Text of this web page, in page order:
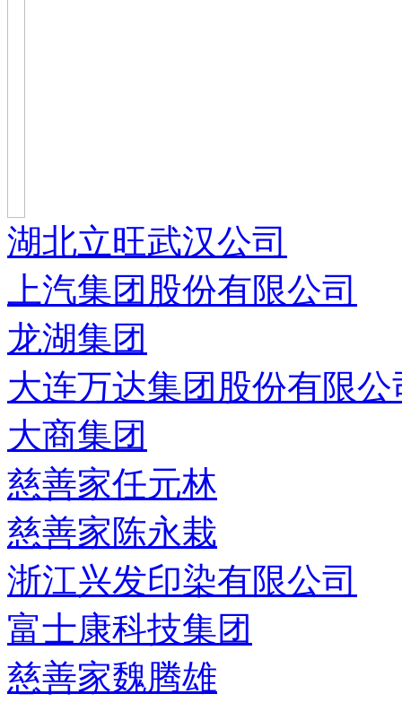
湖北立旺武汉公司
上汽集团股份有限公司
龙湖集团
大连万达集团股份有限公
大商集团
慈善家任元林
慈善家陈永栽
浙江兴发印染有限公司
富士康科技集团
慈善家魏腾雄